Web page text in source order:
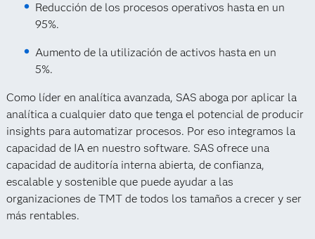
Reducción de los procesos operativos hasta en un
95%.
Aumento de la utilización de activos hasta en un
5%.
Como líder en analítica avanzada, SAS aboga por aplicar la
analítica a cualquier dato que tenga el potencial de producir
insights para automatizar procesos. Por eso integramos la
capacidad de IA en nuestro software. SAS ofrece una
capacidad de auditoría interna abierta, de confianza,
escalable y sostenible que puede ayudar a las
organizaciones de TMT de todos los tamaños a crecer y ser
más rentables.